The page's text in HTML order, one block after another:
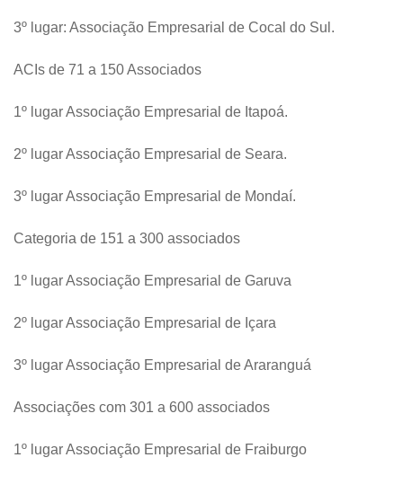
3º lugar: Associação Empresarial de Cocal do Sul.
ACIs de 71 a 150 Associados
1º lugar Associação Empresarial de Itapoá.
2º lugar Associação Empresarial de Seara.
3º lugar Associação Empresarial de Mondaí.
Categoria de 151 a 300 associados
1º lugar Associação Empresarial de Garuva
2º lugar Associação Empresarial de Içara
3º lugar Associação Empresarial de Araranguá
Associações com 301 a 600 associados
1º lugar Associação Empresarial de Fraiburgo